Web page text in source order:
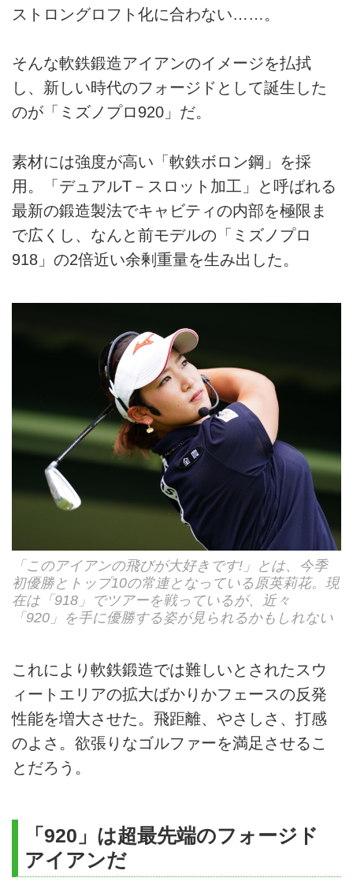
ストロングロフト化に合わない……。
そんな軟鉄鍛造アイアンのイメージを払拭
し、新しい時代のフォージドとして誕生した
のが「ミズノプロ920」だ。
素材には強度が高い「軟鉄ボロン鋼」を採
用。「デュアルT－スロット加工」と呼ばれる
最新の鍛造製法でキャビティの内部を極限ま
で広くし、なんと前モデルの「ミズノプロ
918」の2倍近い余剰重量を生み出した。
「このアイアンの飛びが大好きです!」とは、今季
初優勝とトップ10の常連となっている原英莉花。現
在は「918」でツアーを戦っているが、近々
「920」を手に優勝する姿が見られるかもしれない
これにより軟鉄鍛造では難しいとされたスウ
ィートエリアの拡大ばかりかフェースの反発
性能を増大させた。飛距離、やさしさ、打感
のよさ。欲張りなゴルファーを満足させるこ
とだろう。
「920」は超最先端のフォージド
アイアンだ